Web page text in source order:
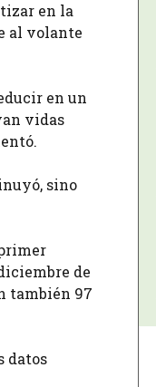
en la
al volante
en un
vidas
sino
de
también 97
datos